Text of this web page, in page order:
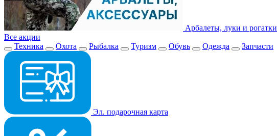
Арбалеты, луки и рогатки
Все акции
Техника
Охота Рыбалка Туризм Обувь Одежда Запчасти
Эл. подарочная карта